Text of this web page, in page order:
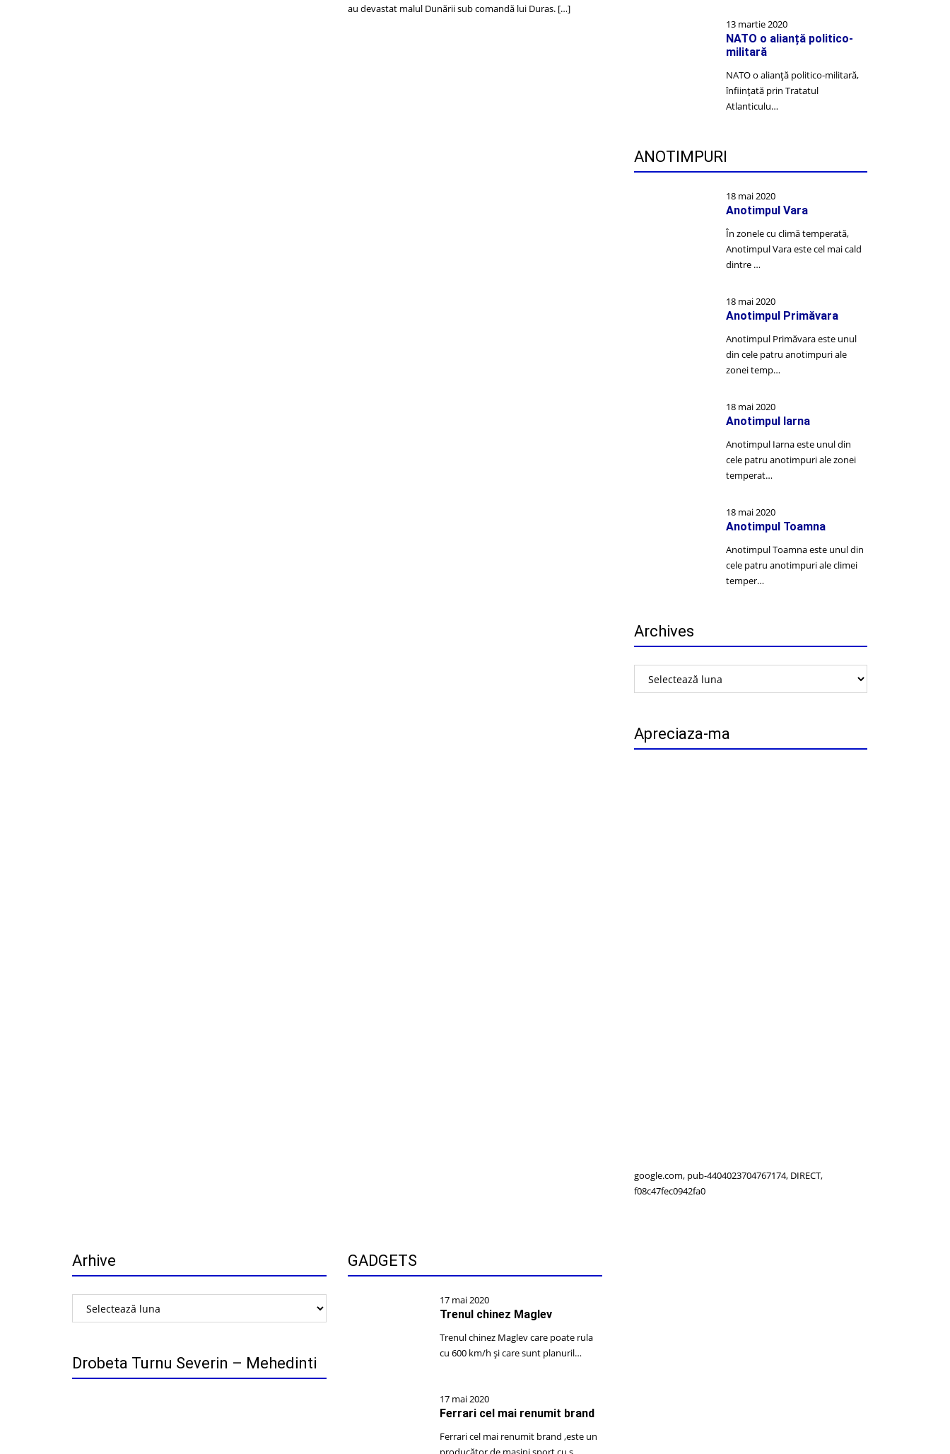
au devastat malul Dunării sub comandă lui Duras. […]
13 martie 2020
NATO o alianță politico-
militară
NATO o alianță politico-militară,
înființată prin Tratatul
Atlanticulu…
ANOTIMPURI
18 mai 2020
Anotimpul Vara
În zonele cu climă temperată,
Anotimpul Vara este cel mai cald
dintre …
18 mai 2020
Anotimpul Primăvara
Anotimpul Primăvara este unul
din cele patru anotimpuri ale
zonei temp…
18 mai 2020
Anotimpul Iarna
Anotimpul Iarna este unul din
cele patru anotimpuri ale zonei
temperat…
18 mai 2020
Anotimpul Toamna
Anotimpul Toamna este unul din
cele patru anotimpuri ale climei
temper…
Archives
Apreciaza-ma
google.com, pub-4404023704767174, DIRECT,
f08c47fec0942fa0
Arhive
Drobeta Turnu Severin – Mehedinti
GADGETS
17 mai 2020
Trenul chinez Maglev
Trenul chinez Maglev care poate rula
cu 600 km/h și care sunt planuril…
17 mai 2020
Ferrari cel mai renumit brand
Ferrari cel mai renumit brand ,este un